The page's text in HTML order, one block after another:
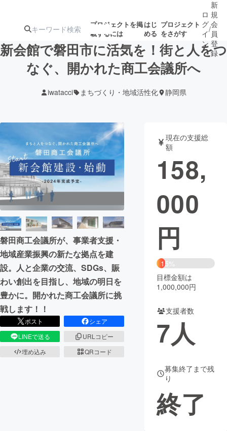
プロジェクトを掲
載するには
はじ
める
プロジェクト
をさがす
ターン
ジェクト
募集終了が近いプ
ロジェクト
されます
音楽
テクノロジー・ガジェット ゲーム・サ
映像・映画
ビジネス・起業
まちづくり・地域活性化
CAMPFIRE for Social Good
CAMPFIRE Creation
CAMPFIREふるさと納税machi-ya コミュニティ
ロ
グ
イ
ン
/
新
規
会
員
登
録
新会館で磐田市に活気を！街と人をつ
なぐ、開かれた商工会議所へ
iwatacci まちづくり・地域活性化 静岡県
磐田商工会議所が、事業者支援・
地域産業振興の新たな拠点を建
設。人と企業の交流、SDGs、賑
わい創出を目指し、地域の明日を
豊かに。開かれた商工会議所に挑
戦します！！
ポスト
シェア
LINEで送る
URLコピー
埋め込み
QRコード
現在の支援総
額
158,
000
円
15%
目標金額は
1,000,000円
支援者数
7人
募集終了まで残
り
終了